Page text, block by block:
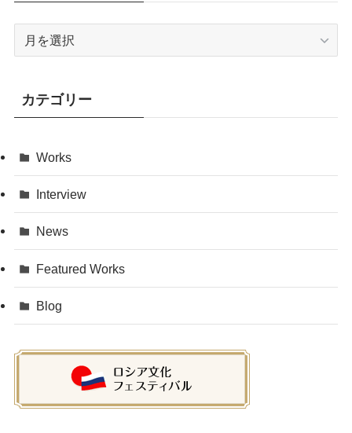
ブ
カテゴリー
Works
Interview
News
Featured Works
Blog